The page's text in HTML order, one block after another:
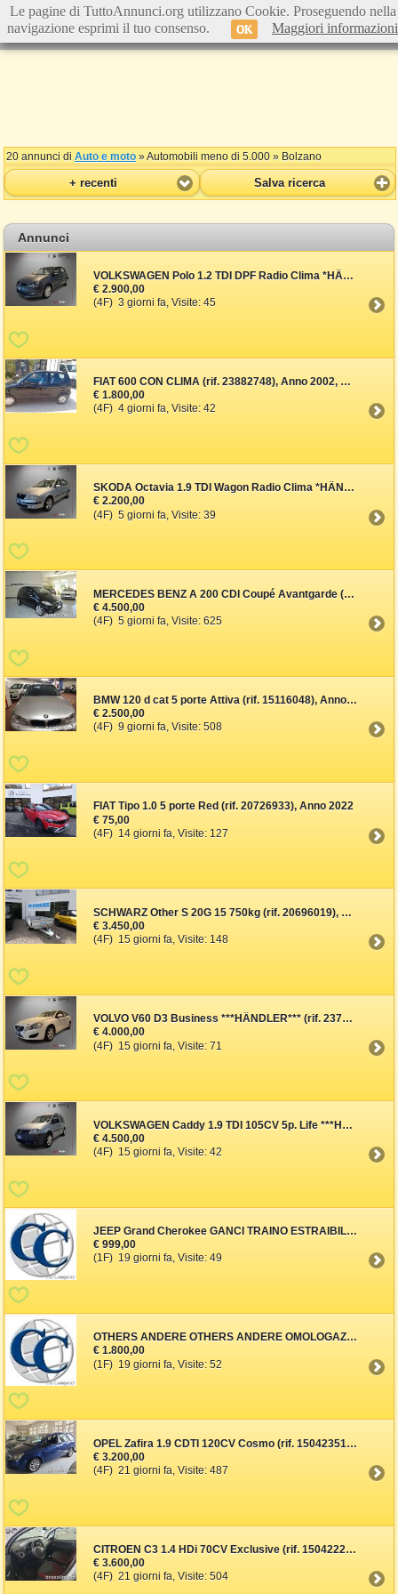
20 annunci di Auto e moto » Automobili meno di 5.000 » Bolzano
+ recenti Salva ricerca
Annunci
VOLKSWAGEN Polo 1.2 TDI DPF Radio Clima *HÄNDLER* (rif. 23873547
€ 2.900,00
(4F) 3 giorni fa, Visite: 45
FIAT 600 CON CLIMA (rif. 23882748), Anno 2002, KM 130000
€ 1.800,00
(4F) 4 giorni fa, Visite: 42
SKODA Octavia 1.9 TDI Wagon Radio Clima *HÄNDLER* (rif. 23873526
€ 2.200,00
(4F) 5 giorni fa, Visite: 39
MERCEDES BENZ A 200 CDI Coupé Avantgarde (rif. 12819802), Anno 2
€ 4.500,00
(4F) 5 giorni fa, Visite: 625
BMW 120 d cat 5 porte Attiva (rif. 15116048), Anno 2007, KM 3200
€ 2.500,00
(4F) 9 giorni fa, Visite: 508
FIAT Tipo 1.0 5 porte Red (rif. 20726933), Anno 2022
€ 75,00
(4F) 14 giorni fa, Visite: 127
SCHWARZ Other S 20G 15 750kg (rif. 20696019), Anno 2024
€ 3.450,00
(4F) 15 giorni fa, Visite: 148
VOLVO V60 D3 Business ***HÄNDLER*** (rif. 23731093), Anno 2013,
€ 4.000,00
(4F) 15 giorni fa, Visite: 71
VOLKSWAGEN Caddy 1.9 TDI 105CV 5p. Life ***HÄNDLER*** (rif. 2373
€ 4.500,00
(4F) 15 giorni fa, Visite: 42
JEEP Grand Cherokee GANCI TRAINO ESTRAIBILI PER TUTTE LE VETTURE
€ 999,00
(1F) 19 giorni fa, Visite: 49
OTHERS ANDERE OTHERS ANDERE OMOLOGAZIONE AUTO USA IMMATRICOLAZIO
€ 1.800,00
(1F) 19 giorni fa, Visite: 52
OPEL Zafira 1.9 CDTI 120CV Cosmo (rif. 15042351), Anno 2006, KM
€ 3.200,00
(4F) 21 giorni fa, Visite: 487
CITROEN C3 1.4 HDi 70CV Exclusive (rif. 15042222), Anno 2008, KM
€ 3.600,00
(4F) 21 giorni fa, Visite: 504
Le pagine di TuttoAnnunci.org utilizzano Cookie. Proseguendo nella
navigazione esprimi il tuo consenso.
OK Maggiori informazioni